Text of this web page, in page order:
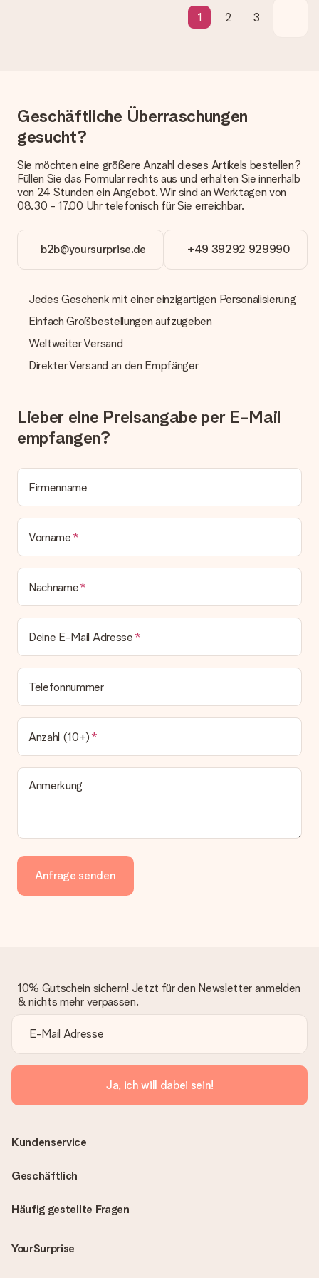
Wie lange dauert die Lieferzeit und wann werde ich mein
Die aktuelle Lieferzeit steht jeweils auf der Produktseite bei
Derzeit können wir (noch) keine verschiedenen Lieferoptionen
anbieten. Das Geschenk, das bestellt wird, wird als Paket oder
Päckchen versendet. Möchtest du wissen, ob es als Paket
Kundenservice.
Zahlung
Wir bieten die folgenden Zahlungsoptionen an: Vorauskasse
mit normaler Überweisung, Sofortüberweisung, Paypal,
Kreditkarte oder auf Rechnung über Klarna. Bei einer
manuellen Überweisung verlängert sich die Lieferzeit des
Geschenk empfangen
Was, wenn das Geschenk meine Erwartungen nicht
erfüllt?
Sollte das Geschenk wider Erwarten deine Erwartungen nicht
Wird die Rechnung mit der Bestellung mitverschickt?
Alle Lieferungen erfolgen ohne Rechnung und/oder
zeitgleich mit der Bestätigungsmail und kannst sie jederzeit in
deinem MySurprise Account einsehen. Du kannst das
1 2 3
Geschäftliche Überraschungen
gesucht?
Sie möchten eine größere Anzahl dieses Artikels bestellen?
Füllen Sie das Formular rechts aus und erhalten Sie innerhalb
von 24 Stunden ein Angebot. Wir sind an Werktagen von
08.30 - 17.00 Uhr telefonisch für Sie erreichbar.
b2b@yoursurprise.de +49 39292 929990
Jedes Geschenk mit einer einzigartigen Personalisierung
Einfach Großbestellungen aufzugeben
Weltweiter Versand
Direkter Versand an den Empfänger
Lieber eine Preisangabe per E-Mail
empfangen?
Firmenname
Vorname
Nachname
Deine E-Mail Adresse
Telefonnummer
Anzahl (10+)
Anmerkung
Anfrage senden
10% Gutschein sichern! Jetzt für den Newsletter anmelden
& nichts mehr verpassen.
Ja, ich will dabei sein!
Häufig gestellte Fragen
YourSurprise
Kundenservice
Geschäftlich